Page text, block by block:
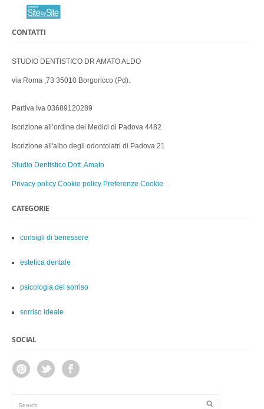
CONTATTI
STUDIO DENTISTICO DR AMATO ALDO
via Roma ,73 35010 Borgoricco (Pd).
Partiva Iva 03689120289
Iscrizione all’ordine dei Medici di Padova 4482
Iscrizione all'albo degli odontoiatri di Padova 21
Studio Dentistico Dott. Amato
Privacy policy Cookie policy Preferenze Cookie
CATEGORIE
consigli di benessere
estetica dentale
psicologia del sorriso
sorriso ideale
SOCIAL